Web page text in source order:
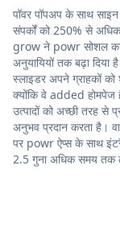
पॉवर पॉपअप के साथ
संपर्कों को 250% से
grow ने powr सोशल का
अनुयायियों तक बढ़ा
स्लाइडर अपने ग्राहकों
क्योंकि वे added होमपेज
उत्पादों को अच्छी तरह से
अनुभव प्रदान करता है।
पर powr ऐप्स के साथ
2.5 गुना अधिक समय तक